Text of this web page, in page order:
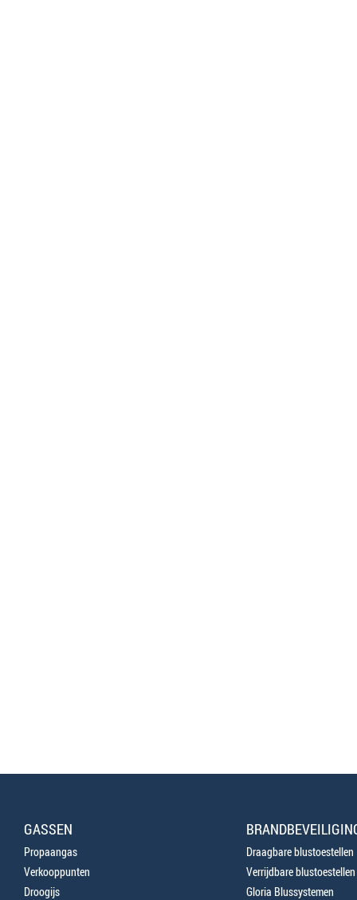
GASSEN
Propaangas
Verkooppunten
Droogijs
Draagbare blustoestellen
Verrijdbare blustoestellen
Gloria Blussystemen